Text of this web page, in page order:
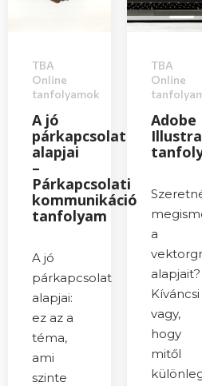
TBA
Online
tanfolyamok
A jó
párkapcsolat
alapjai
–
Párkapcsolati
kommunikáció
tanfolyam
A jó
párkapcsolat
alapjai:
ez az a
téma,
ami
szinte
TBA
Online
Adobe
a
alapjait?
Kíváncsi
vagy,
hogy
mitől